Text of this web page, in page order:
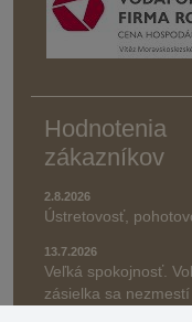
Hodnotenia
zákazníkov
2.8.2026
Ústretovosť,
13.7.2026
Veľká spokojnosť.
zásielka sa